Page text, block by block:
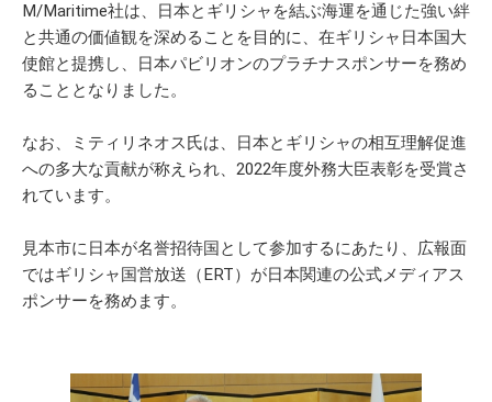
M/Maritime社は、日本とギリシャを結ぶ海運を通じた強い絆
と共通の価値観を深めることを目的に、在ギリシャ日本国大
使館と提携し、日本パビリオンのプラチナスポンサーを務め
ることとなりました。
なお、ミティリネオス氏は、日本とギリシャの相互理解促進
への多大な貢献が称えられ、2022年度外務大臣表彰を受賞さ
れています。
見本市に日本が名誉招待国として参加するにあたり、広報面
ではギリシャ国営放送（ERT）が日本関連の公式メディアス
ポンサーを務めます。